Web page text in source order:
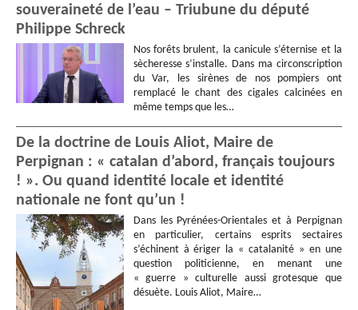
souveraineté de l’eau – Triubune du député
Philippe Schreck
Nos forêts brulent, la canicule s’éternise et la
sècheresse s’installe. Dans ma circonscription
du Var, les sirènes de nos pompiers ont
remplacé le chant des cigales calcinées en
même temps que les…
De la doctrine de Louis Aliot, Maire de
Perpignan : « catalan d’abord, français toujours
! ». Ou quand identité locale et identité
nationale ne font qu’un !
Dans les Pyrénées-Orientales et à Perpignan
en particulier, certains esprits sectaires
s’échinent à ériger la « catalanité » en une
question politicienne, en menant une
« guerre » culturelle aussi grotesque que
désuète. Louis Aliot, Maire…